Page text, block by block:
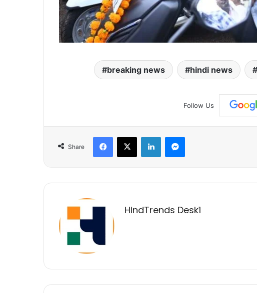
breaking news hindi news
Follow Us
Share
Facebook
X LinkedInMessenger
HindTrends Desk1